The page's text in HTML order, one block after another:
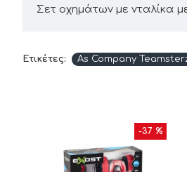
Σετ οχημάτων με νταλίκα
Ετικέτες: As Company
-37 %